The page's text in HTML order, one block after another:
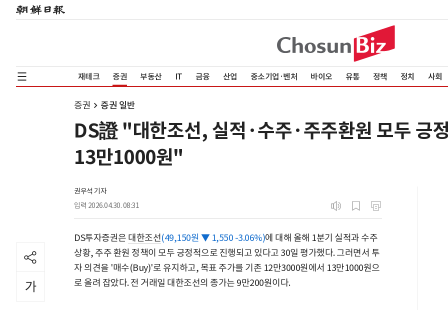
재테크 증권 부동산 IT 금융 산업 중소기업·벤처 바이오 유통 정책 정치 사회
증권 증권 일반
DS證 "대한조선, 실적·수주·주주환원 모두 긍
13만1000원"
권우석 기자
입력 2026.04.30. 08:31
DS투자증권은 대한조선(49,150원 ▼ 1,550 -3.06%)에 대해 올해 1분기 실적과 수주
상황, 주주 환원 정책이 모두 긍정적으로 진행되고 있다고 30일 평가했다. 그러면서 투
자 의견을 '매수(Buy)'로 유지하고, 목표 주가를 기존 12만3000원에서 13만1000원으
로 올려 잡았다. 전 거래일 대한조선의 종가는 9만200원이다.